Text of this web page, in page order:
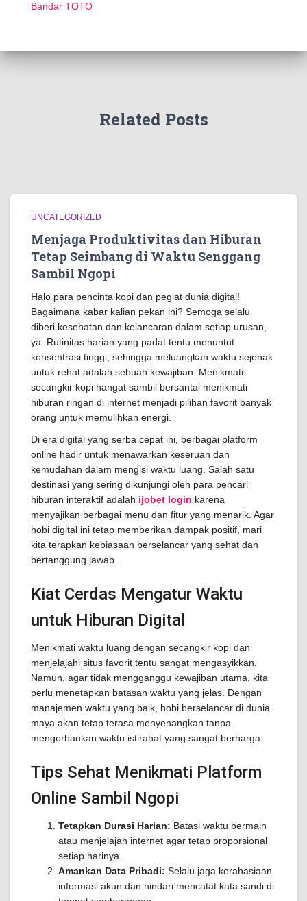
Bandar TOTO
Related Posts
UNCATEGORIZED
Menjaga Produktivitas dan Hiburan
Tetap Seimbang di Waktu Senggang
Sambil Ngopi
Halo para pencinta kopi dan pegiat dunia digital!
Bagaimana kabar kalian pekan ini? Semoga selalu
diberi kesehatan dan kelancaran dalam setiap urusan,
ya. Rutinitas harian yang padat tentu menuntut
konsentrasi tinggi, sehingga meluangkan waktu sejenak
untuk rehat adalah sebuah kewajiban. Menikmati
secangkir kopi hangat sambil bersantai menikmati
hiburan ringan di internet menjadi pilihan favorit banyak
orang untuk memulihkan energi.
Di era digital yang serba cepat ini, berbagai platform
online hadir untuk menawarkan keseruan dan
kemudahan dalam mengisi waktu luang. Salah satu
destinasi yang sering dikunjungi oleh para pencari
hiburan interaktif adalah ijobet login karena
menyajikan berbagai menu dan fitur yang menarik. Agar
hobi digital ini tetap memberikan dampak positif, mari
kita terapkan kebiasaan berselancar yang sehat dan
bertanggung jawab.
Kiat Cerdas Mengatur Waktu
untuk Hiburan Digital
Menikmati waktu luang dengan secangkir kopi dan
menjelajahi situs favorit tentu sangat mengasyikkan.
Namun, agar tidak mengganggu kewajiban utama, kita
perlu menetapkan batasan waktu yang jelas. Dengan
manajemen waktu yang baik, hobi berselancar di dunia
maya akan tetap terasa menyenangkan tanpa
mengorbankan waktu istirahat yang sangat berharga.
Tips Sehat Menikmati Platform
Online Sambil Ngopi
Tetapkan Durasi Harian: Batasi waktu bermain
atau menjelajah internet agar tetap proporsional
setiap harinya.
Amankan Data Pribadi: Selalu jaga kerahasiaan
informasi akun dan hindari mencatat kata sandi di